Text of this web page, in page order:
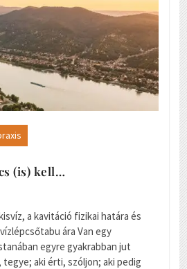
(is) kell…
a kavitáció fizikai határa és
ára Van egy
egyre gyakrabban jut
tegye; aki érti, szóljon; aki pedig